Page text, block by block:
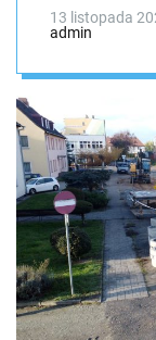
13 listopada
admin